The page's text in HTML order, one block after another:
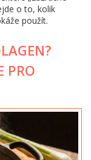
o to, kolik
použít.
PRO